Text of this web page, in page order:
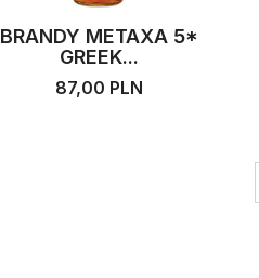
BRANDY METAXA 5*
GREEK...
87,00 PLN